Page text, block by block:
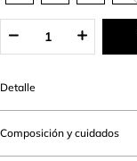
Detalle
Composición y cuidados